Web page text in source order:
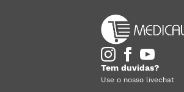
Tem duvidas?
Use o nosso livechat